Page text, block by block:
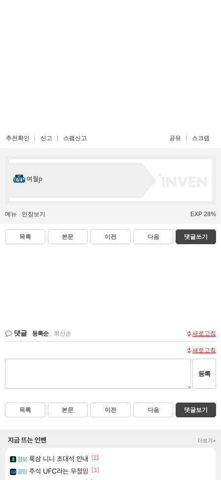
추천확인 신고 스팸신고 공유 스크랩
여월p
메뉴 인장보기 EXP 28%
목록 본문 이전 다음 댓글쓰기
댓글 등록순 최신순 새로고침
새로고침
등록
목록 본문 이전 다음 댓글보기
지금 뜨는 인벤 더보기+
정보 룩삼 니니 초대석 안내 [2]
클립 주식 UFC라는 우정잉 [3]